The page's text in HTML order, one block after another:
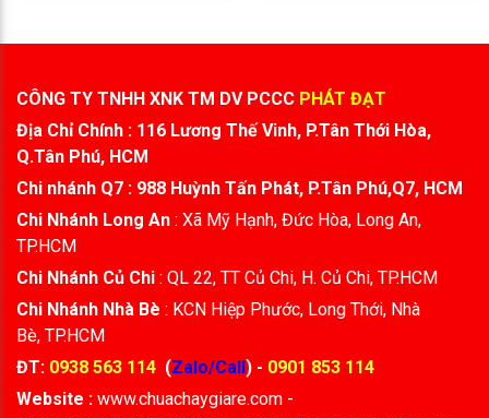
CÔNG TY TNHH XNK TM DV PCCC PHÁT ĐẠT
Địa Chỉ Chính : 116 Lương Thế Vinh, P.Tân Thới Hòa,
Q.Tân Phú, HCM
Chi nhánh Q7 : 988 Huỳnh Tấn Phát, P.Tân Phú,Q7, HCM
Chi Nhánh Long An : Xã Mỹ Hạnh, Đức Hòa, Long An,
TP.HCM
Chi Nhánh Củ Chi : QL 22, TT Củ Chi, H. Củ Chi, TP.HCM
Chi Nhánh Nhà Bè : KCN Hiệp Phước, Long Thới, Nhà
Bè, TP.HCM
ĐT: 0938 563 114 (Zalo/Call ) - 0901 853 114
Website : www.chuachaygiare.com -